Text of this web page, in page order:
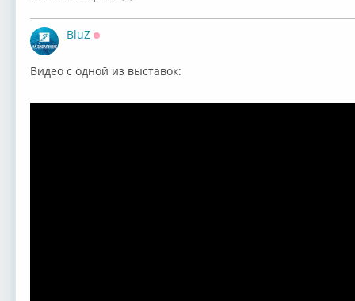
BluZ
Видео с одной из выставок: